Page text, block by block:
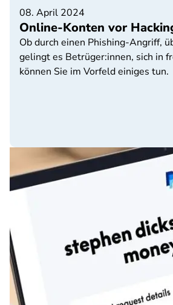
08. April 2024
Online-Konten vor
Ob durch einen Phishing-Angriff,
gelingt es Betrüger:innen, sich in
können Sie im Vorfeld einiges tun.